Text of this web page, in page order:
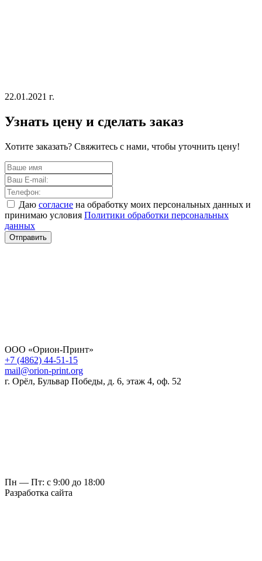
22.01.2021 г.
Узнать цену и сделать заказ
Хотите заказать? Свяжитесь с нами, чтобы уточнить цену!
Даю согласие на обработку моих персональных данных и
принимаю условия Политики обработки персональных
данных
Отправить
ООО «Орион-Принт»
+7 (4862) 44-51-15
mail@orion-print.org
г. Орёл, Бульвар Победы, д. 6, этаж 4, оф. 52
Пн — Пт: с 9:00 до 18:00
Разработка сайта